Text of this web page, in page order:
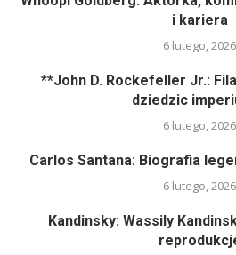
i kariera
6 lutego, 2026
**John D. Rockefeller Jr.:
dziedzic
6 lutego, 2026
Carlos Santana: Biografia
6 lutego, 2026
Kandinsky: Wassily